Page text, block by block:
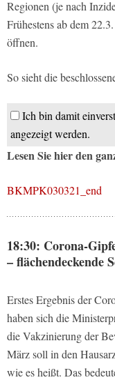
Regionen (je nach
Frühestens ab dem
öffnen.
So sieht die
Ich bin damit
angezeigt werden.
Lesen Sie hier den
BKMPK030321_end
18:30: Corona-
– flächendeckende
Erstes Ergebnis der
haben sich die
die Vakzinierung der
März soll in den
wie es heißt. Das